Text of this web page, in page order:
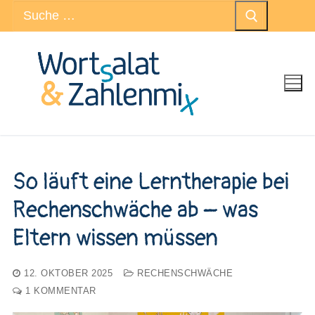
Zum
Inhalt
springen
nach:
So läuft eine Lerntherapie bei
Rechenschwäche ab – was
Eltern wissen müssen
12. OKTOBER 2025
RECHENSCHWÄCHE
1 KOMMENTAR